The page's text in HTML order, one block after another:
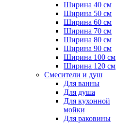
Ширина 40 см
Ширина 50 см
Ширина 60 см
Ширина 70 см
Ширина 80 см
Ширина 90 см
Ширина 100 см
Ширина 120 см
Смесители и душ
Для ванны
Для душа
Для кухонной
мойки
Для раковины